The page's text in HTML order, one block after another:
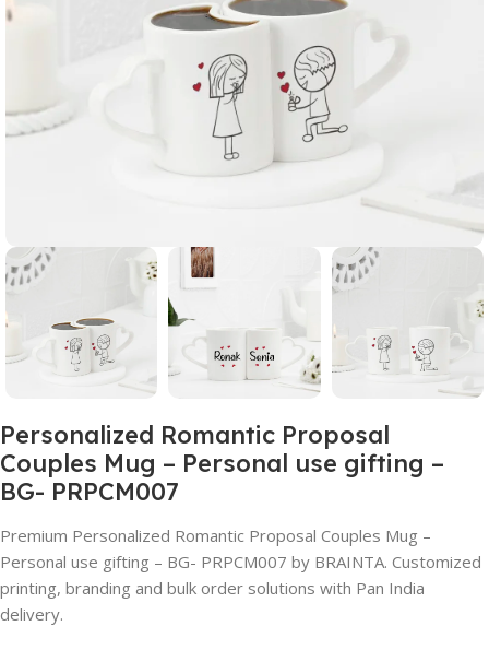
Personalized Romantic Proposal
Couples Mug – Personal use gifting –
BG- PRPCM007
Premium Personalized Romantic Proposal Couples Mug –
Personal use gifting – BG- PRPCM007 by BRAINTA. Customized
printing, branding and bulk order solutions with Pan India
delivery.